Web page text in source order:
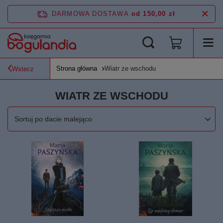
DARMOWA DOSTAWA od 150,00 zł
Wstecz Strona główna Wiatr ze wschodu
WIATR ZE WSCHODU
Zmień sortowanie
Sortuj po dacie malejąco